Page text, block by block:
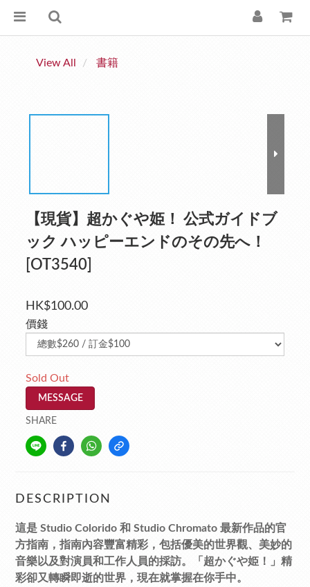
View All 書籍
【現貨】超かぐや姫！ 公式ガイドブ
ック ハッピーエンドのその先へ！
[OT3540]
HK$100.00
價錢
Sold Out
MESSAGE
SHARE
DESCRIPTION
這是 Studio Colorido 和 Studio Chromato 最新作品的官
方指南，指南內容豐富精彩，包括優美的世界觀、美妙的
音樂以及對演員和工作人​​員的採訪。「超かぐや姫！」精
彩卻又轉瞬即逝的世界，現在就掌握在你手中。